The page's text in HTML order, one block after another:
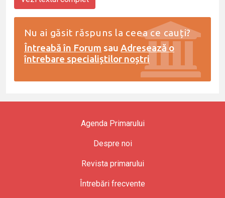
Nu ai găsit răspuns la ceea ce cauți?
Întreabă în Forum sau Adresează o
întrebare specialiștilor noștri
Agenda Primarului
Despre noi
Revista primarului
Întrebări frecvente